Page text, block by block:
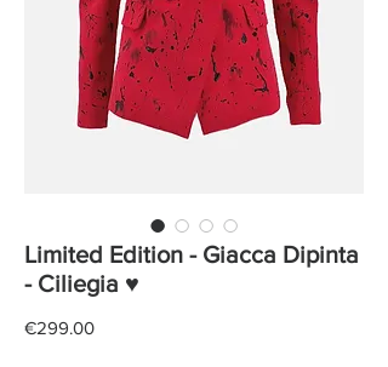
Limited Edition - Giacca Dipinta
- Ciliegia ♥
€299.00Price